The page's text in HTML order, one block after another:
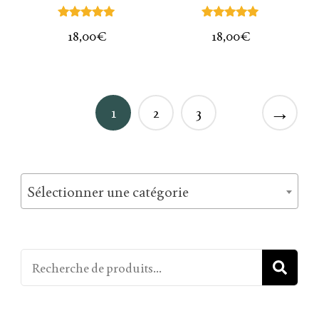
5.00
18,00€
5.00
18,00€
1 2 3 →
Sélectionner une catégorie